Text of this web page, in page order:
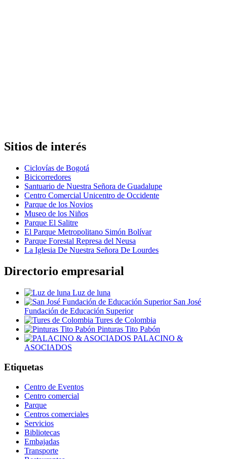
Sitios de interés
Ciclovías de Bogotá
Bicicorredores
Santuario de Nuestra Señora de Guadalupe
Centro Comercial Unicentro de Occidente
Parque de los Novios
Museo de los Niños
Parque El Salitre
El Parque Metropolitano Simón Bolívar
Parque Forestal Represa del Neusa
La Iglesia De Nuestra Señora De Lourdes
Directorio empresarial
Luz de luna
San José
Fundación de Educación Superior
Tures de Colombia
Pinturas Tito Pabón
PALACINO &
ASOCIADOS
Etiquetas
Centro de Eventos
Centro comercial
Parque
Centros comerciales
Servicios
Bibliotecas
Embajadas
Transporte